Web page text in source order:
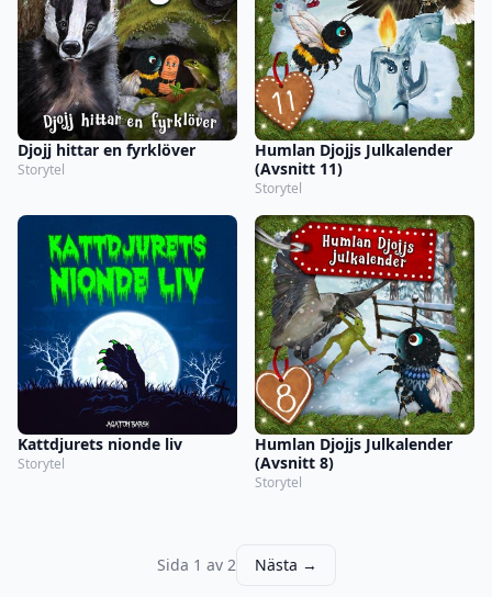
Djojj hittar en fyrklöver
Storytel
Humlan Djojjs Julkalender
(Avsnitt 11)
Storytel
Kattdjurets nionde liv
Storytel
Humlan Djojjs Julkalender
(Avsnitt 8)
Storytel
Sida 1 av 2 Nästa →